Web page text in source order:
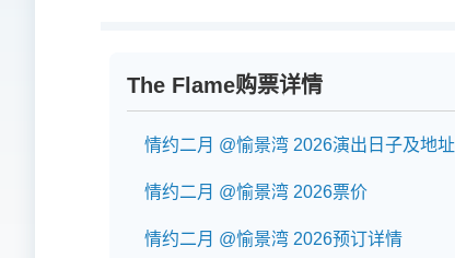
The Flame购票详情
情约二月 @愉景湾 2026演出日子及地
情约二月 @愉景湾 2026票价
情约二月 @愉景湾 2026预订详情